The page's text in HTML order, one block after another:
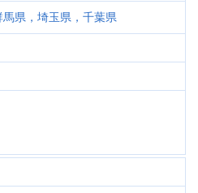
県，埼玉県，千葉県